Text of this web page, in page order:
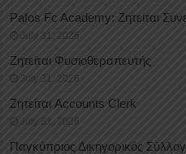
Pafos Fc Academy: Ζητείται
July 31, 2026
Ζητείται Φυσιοθεραπευτής
July 31, 2026
Ζητείται Accounts Clerk
July 31, 2026
Παγκύπριος Δικηγορικός